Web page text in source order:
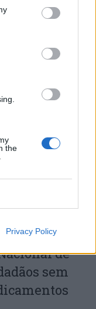
the
Privacy Policy
fiscalização
de
de
sem